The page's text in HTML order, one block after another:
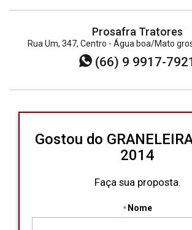
Prosafra Tratores
Rua Um, 347, Centro - Água boa/Mato
(66) 9 9917-
Gostou do
2014
Faça sua proposta.
Nome